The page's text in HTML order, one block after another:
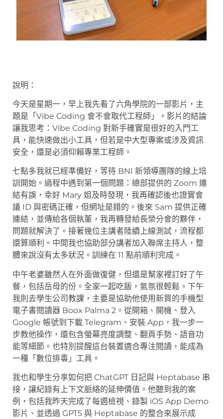
說明：
今天是星期一，早上我先看了六角學院的一部影片，主
題是「Vibe Coding 會不會取代工程師」。影片的結論
讓我思考：Vibe Coding 對新手確實是很好的入門工
具，能快速做出小工具，但若是中大型專案或涉及資訊
安全，還是必須仰賴專業工程師。
七點多我就已經準備好，等待 BNI 新領導團隊的線上培
訓開始。過程中遇到第一個問題：總部提供的 Zoom 連
結有誤，幸好 Mary 姐及時發現，我再確認後也證實會
議 ID 與密碼正確，但網址是錯的。後來 Sam 提供正確
連結，並傳給各個執董，我再轉發給長榮分會的夥伴，
問題就解決了。接著幾位主講者陸續上線測試，流程都
還算順利。中間我也協助部分講者加入聯席主持人，整
體來說沒有太多狀況。訓練在 11 點前順利完成。
中午老婆雖然人在外面做復健，但還是幫家裡訂好了午
餐，包括岳母的份。全家一起吃飯，氣氛很輕鬆。下午
我則去學生公司教課，主要是協助他使用新買的手機型
電子書閱讀器 Boox Palma 2。從開箱、開機、登入
Google 帳號到下載 Telegram、安裝 App，我一步一
步教他操作，還包含螢幕亮度調整、翻頁手勢、語音功
能等細節。也特別提醒這台裝置適合專注閱讀，能成為
一種「數位排毒」工具。
我也和學生分享如何把 ChatGPT 日記與 Heptabase 串
接，讓紀錄有上下文脈絡的延伸價值。他聽到我的案
例，包括我昨天完成了每週檢視、錄製 iOS App Demo
影片、並透過 GPT5 與 Heptabase 的整合來展示成